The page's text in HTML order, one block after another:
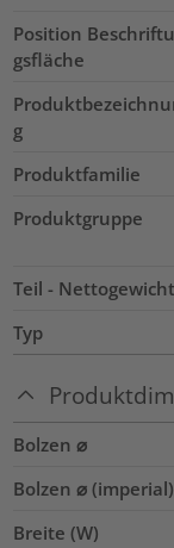
Position
gsfläche
g
Produktfamilie
Produktgruppe
Teil - Nettogewicht
Typ
Bolzen ⌀
Bolzen ⌀ (imperial)
Breite (W)